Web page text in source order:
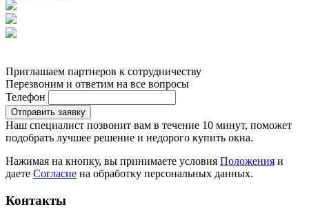
Приглашаем партнеров к сотрудничеству
Перезвоним и ответим на все вопросы
Телефон
Отправить заявку
Наш специалист позвонит вам в течение 10 минут, поможет
подобрать лучшее решение и недорого купить окна.
Нажимая на кнопку, вы принимаете условия Положения и
даете Согласие на обработку персональных данных.
Контакты